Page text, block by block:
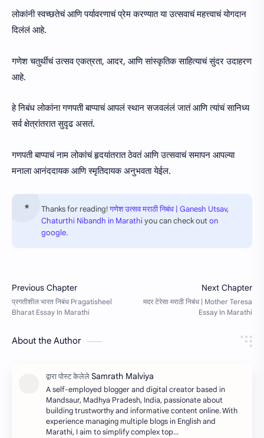
लोकांनी स्वच्छतेचं आणि पर्यावरणाचं प्रेम करण्यात या उत्सवाचं महत्त्वाचं योगदान
दिलंलं आहे.
गणेश चतुर्थीचं उत्सव एकत्रता, आदर, आणि सांस्कृतिक साहित्याचं सुंदर उदाहरण
आहे.
हे निबंध लोकांना गणपती बाप्पाचं आपलं स्थान सजवलंलं जातं आणि त्यांचं सानिध्य
सर्व क्षेत्रांतरात सुदृढ असतं.
गणपती बाप्पाचं नाम लोकांचं हृदयांतरात ठेवतं आणि उत्सवाचं समापन आपल्या
मनाला आनंददायक आणि स्मृतिदायक अनुभवता येईल.
Thanks for reading!गणेश उत्सव मराठी निबंध | Ganesh Utsav,
Chaturthi Nibandh in Marathiyou can check outon
google.
About the Author
A self-employed blogger and digital creator based in
Mandsaur, Madhya Pradesh, India, passionate about
building trustworthy and informative content online. With
experience managing multiple blogs in English and
Marathi, I aim to simplify complex top…